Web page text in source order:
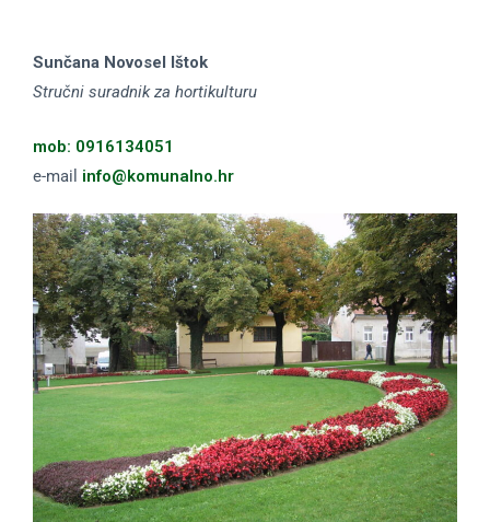
Sunčana Novosel Ištok
Stručni suradnik za hortikulturu
mob: 0916134051
e-mail info@komunalno.hr